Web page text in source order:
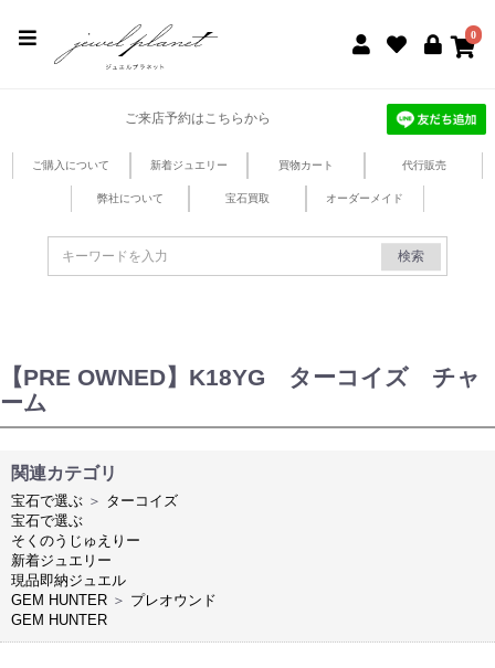
0
ご来店予約はこちらから
ご購入について 新着ジュエリー 買物カート 代行販売
弊社について 宝石買取 オーダーメイド
検索
【PRE OWNED】K18YG ターコイズ チャ
ーム
関連カテゴリ
宝石で選ぶ ＞ ターコイズ
宝石で選ぶ
そくのうじゅえりー
新着ジュエリー
現品即納ジュエル
GEM HUNTER ＞ プレオウンド
GEM HUNTER